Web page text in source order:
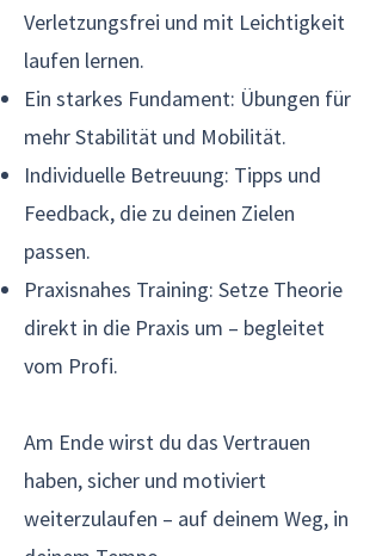
Verletzungsfrei und mit Leichtigkeit
laufen lernen.
Ein starkes Fundament: Übungen für
mehr Stabilität und Mobilität.
Individuelle Betreuung: Tipps und
Feedback, die zu deinen Zielen
passen.
Praxisnahes Training: Setze Theorie
direkt in die Praxis um – begleitet
vom Profi.​
Am Ende wirst du das Vertrauen
haben, sicher und motiviert
weiterzulaufen – auf deinem Weg, in